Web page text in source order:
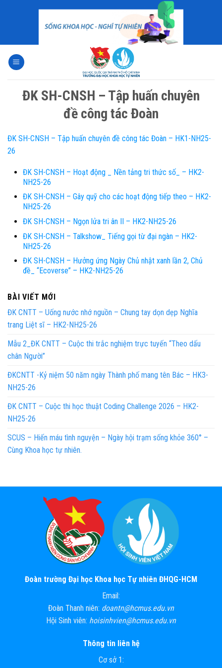
ĐK SH-CNSH – Tập huấn chuyên
đề công tác Đoàn
ĐK SH-CNSH – Tập huấn chuyên đề công tác Đoàn – HK1-NH25-
26
ĐK SH-CNSH – Hoạt động _ Nền tảng tri thức số_ – HK2-
NH25-26
ĐK SH-CNSH – Gây quỹ cho các hoạt động tiếp theo – HK2-
NH25-26
ĐK SH-CNSH – Ngọn lửa tri ân II – HK2-NH25-26
ĐK SH-CNSH – Talkshow_ Tiếng gọi từ đại ngàn – HK2-
NH25-26
ĐK SH-CNSH – Hưởng ứng Ngày Chủ nhật xanh lần 2, Chủ
đề_ “Ecoverse” – HK2-NH25-26
BÀI VIẾT MỚI
ĐK CNTT – Uống nước nhớ nguồn – Chung tay dọn dẹp Nghĩa
trang Liệt sĩ – HK2-NH25-26
Mẫu 2_ĐK CNTT – Cuộc thi trắc nghiệm trực tuyến “Theo dấu
chân Người”
ĐKCNTT -Kỷ niệm 50 năm ngày Thành phố mang tên Bác – HK3-
NH25-26
ĐK CNTT – Cuộc thi học thuật Coding Challenge 2026 – HK2-
NH25-26
SCUS – Hiến máu tình nguyện – Ngày hội trạm sống khỏe 360° –
Cùng Khoa học tự nhiên.
Đoàn trường Đại học Khoa học Tự nhiên ĐHQG-HCM
Email:
Đoàn Thanh niên: doantn@hcmus.edu.vn
Hội Sinh viên: hoisinhvien@hcmus.edu.vn
Thông tin liên hệ
Cơ sở 1: